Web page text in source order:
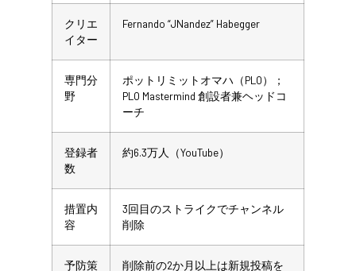
クリエ
イター
Fernando “JNandez” Habegger
専門分
野
ポットリミットオマハ（PLO）；
PLO Mastermind 創設者兼ヘッドコ
ーチ
登録者
数
約6.3万人（YouTube）
措置内
容
3回目のストライクでチャンネル
削除
予防策 削除前の2か月以上は新規投稿を